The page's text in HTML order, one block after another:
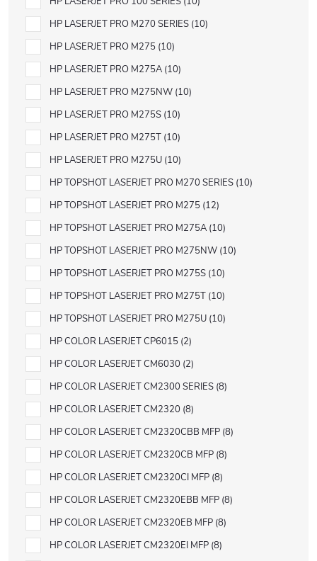
HP LASERJET PRO M270 SERIES 10
HP LASERJET PRO M275 10
HP LASERJET PRO M275A 10
HP LASERJET PRO M275NW 10
HP LASERJET PRO M275S 10
HP LASERJET PRO M275T 10
HP LASERJET PRO M275U 10
HP TOPSHOT LASERJET PRO M270 SERIES 10
HP TOPSHOT LASERJET PRO M275 12
HP TOPSHOT LASERJET PRO M275A 10
HP TOPSHOT LASERJET PRO M275NW 10
HP TOPSHOT LASERJET PRO M275S 10
HP TOPSHOT LASERJET PRO M275T 10
HP TOPSHOT LASERJET PRO M275U 10
HP COLOR LASERJET CP6015 2
HP COLOR LASERJET CM6030 2
HP COLOR LASERJET CM2300 SERIES 8
HP COLOR LASERJET CM2320 8
HP COLOR LASERJET CM2320CBB MFP 8
HP COLOR LASERJET CM2320CB MFP 8
HP COLOR LASERJET CM2320CI MFP 8
HP COLOR LASERJET CM2320EBB MFP 8
HP COLOR LASERJET CM2320EB MFP 8
HP COLOR LASERJET CM2320EI MFP 8